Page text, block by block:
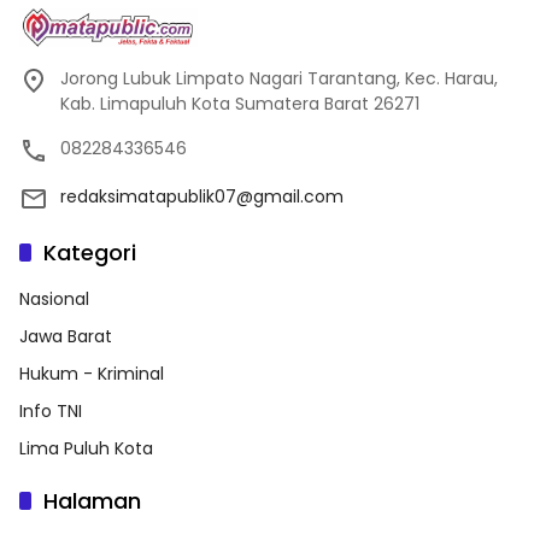
Jorong Lubuk Limpato Nagari Tarantang, Kec. Harau,
Kab. Limapuluh Kota Sumatera Barat 26271
082284336546
redaksimatapublik07@gmail.com
Kategori
Nasional
Jawa Barat
Hukum - Kriminal
Info TNI
Lima Puluh Kota
Halaman